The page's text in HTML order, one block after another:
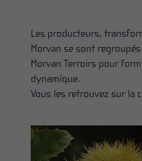
Les producteurs,
Morvan se sont
Morvan Terroirs pour
dynamique.
Vous les retrouvez sur la